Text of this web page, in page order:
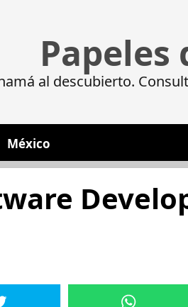
Papeles
al descubierto.
México